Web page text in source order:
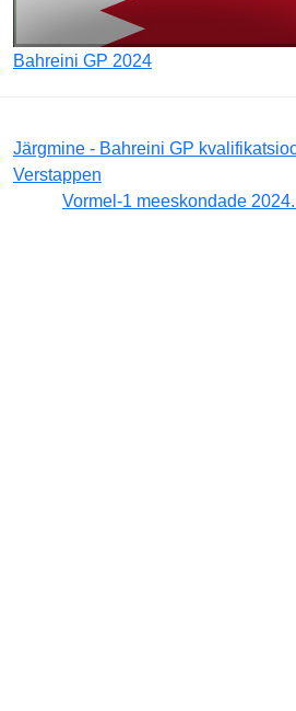
Bahreini GP 2024
Järgmine - Bahreini GP
Verstappen
Vormel-1 meeskondade